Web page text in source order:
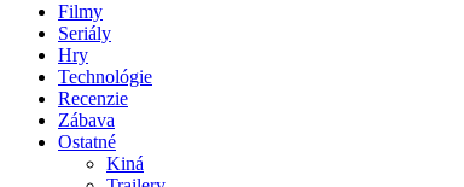
Filmy
Seriály
Hry
Technológie
Recenzie
Zábava
Ostatné
Kiná